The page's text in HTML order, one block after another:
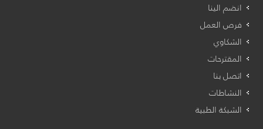
انضم الينا
فرص العمل
الشكاوي
المقترحات
اتصل بنا
النشاطات
الشبكة الطبية